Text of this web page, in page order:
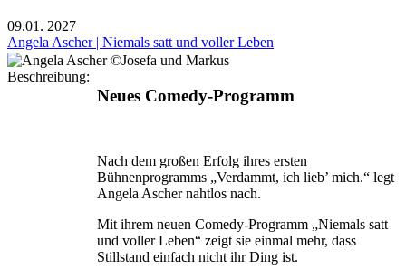
09.01. 2027
Angela Ascher | Niemals satt und voller Leben
Beschreibung:
Neues Comedy-Programm
Nach dem großen Erfolg ihres ersten
Bühnenprogramms „Verdammt, ich lieb’ mich.“ legt
Angela Ascher nahtlos nach.
Mit ihrem neuen Comedy-Programm „Niemals satt
und voller Leben“ zeigt sie einmal mehr, dass
Stillstand einfach nicht ihr Ding ist.